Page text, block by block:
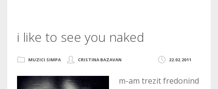
i like to see you naked
22.02.2011
MUZICI SIMPA CRISTINA BAZAVAN
m-am trezit fredonind